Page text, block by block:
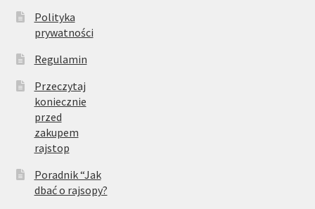
Polityka
prywatności
Regulamin
Przeczytaj
koniecznie
przed
zakupem
rajstop
Poradnik “Jak
dbać o rajsopy?